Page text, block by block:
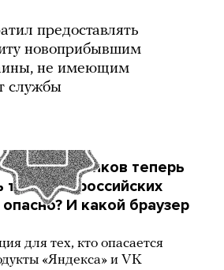
предоставлять
новоприбывшим
не имеющим
службы
других банков теперь
в российских
И какой браузер
для тех, кто опасается
«Яндекса» и VK